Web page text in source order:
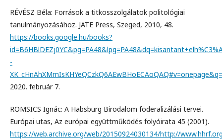
RÉVÉSZ Béla: Források a titkosszolgálatok politológiai
tanulmányozásához. JATE Press, Szeged, 2010, 48.
https://books.google.hu/books?
-
2020. február 7.
ROMSICS Ignác: A Habsburg Birodalom föderalizálási tervei.
Európai utas, Az európai együttműködés folyóirata 45 (2001).
https://web.archive.org/web/20150924030134/http://